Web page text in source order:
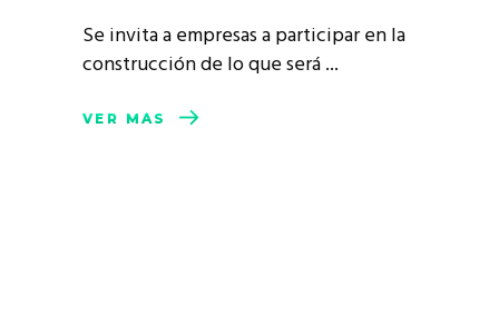
Se invita a empresas a participar en la
construcción de lo que será
VER MÁS